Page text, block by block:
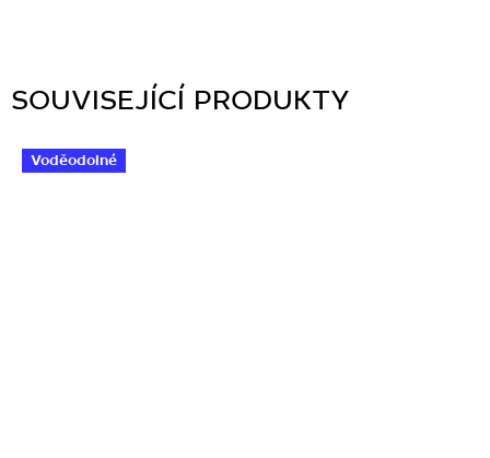
SOUVISEJÍCÍ PRODUKTY
Voděodolné